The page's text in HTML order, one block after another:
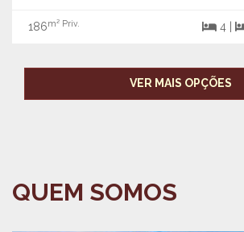
186m² Priv. 4 |
VER MAIS OPÇÕES
QUEM SOMOS